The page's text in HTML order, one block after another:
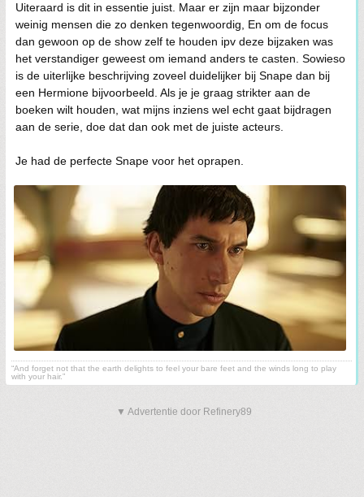
Uiteraard is dit in essentie juist. Maar er zijn maar bijzonder
weinig mensen die zo denken tegenwoordig, En om de focus
dan gewoon op de show zelf te houden ipv deze bijzaken was
het verstandiger geweest om iemand anders te casten. Sowieso
is de uiterlijke beschrijving zoveel duidelijker bij Snape dan bij
een Hermione bijvoorbeeld. Als je je graag strikter aan de
boeken wilt houden, wat mijns inziens wel echt gaat bijdragen
aan de serie, doe dat dan ook met de juiste acteurs.
Je had de perfecte Snape voor het oprapen.
“And forget not that the earth delights to feel your bare feet and the winds long to play
with your hair.”
▼ Advertentie door Refinery89